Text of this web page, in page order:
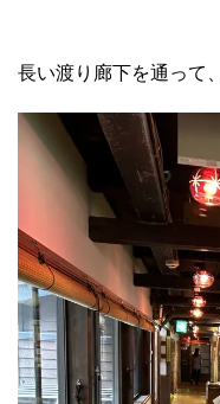
長い渡り廊下を通って